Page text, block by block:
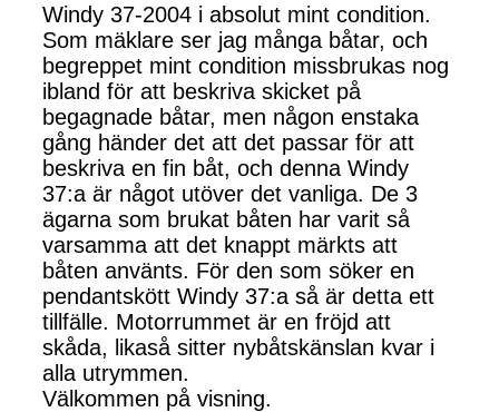
Windy 37-2004 i absolut mint condition.
Som mäklare ser jag många båtar, och
begreppet mint condition missbrukas nog
ibland för att beskriva skicket på
begagnade båtar, men någon enstaka
gång händer det att det passar för att
beskriva en fin båt, och denna Windy
37:a är något utöver det vanliga. De 3
ägarna som brukat båten har varit så
varsamma att det knappt märkts att
båten använts. För den som söker en
pendantskött Windy 37:a så är detta ett
tillfälle. Motorrummet är en fröjd att
skåda, likaså sitter nybåtskänslan kvar i
alla utrymmen.
Välkommen på visning.